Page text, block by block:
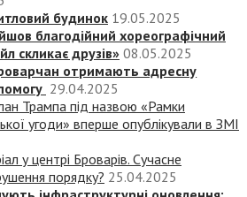
будинок 19.05.2025
благодійний хореографічний
скликає друзів» 08.05.2025
отримають адресну
29.04.2025
Трампа під назвою «‎Рамки
угоди» вперше опублікували в ЗМІ
у центрі Броварів. Сучасне
порядку? 25.04.2025